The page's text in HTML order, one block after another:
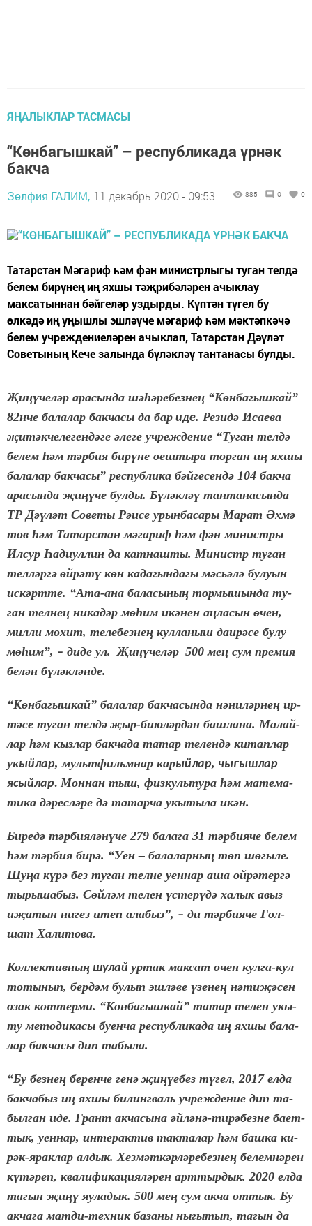
ЯҢАЛЫКЛАР ТАСМАСЫ
“Көнбагышкай” – республикада үрнәк
бакча
Зөлфия ГАЛИМ, 11 декабрь 2020 - 09:53 885 0 0
Татарстан Мәгариф һәм фән министрлыгы туган телдә
белем бирүнең иң яхшы тәҗрибәләрен ачыклау
максатыннан бәйгеләр уздырды. Күптән түгел бу
өлкәдә иң уңышлы эшләүче мәгариф һәм мәктәпкәчә
белем учреждениеләрен ачыклап, Татарстан Дәүләт
Советының Кече залында бүләкләү тантанасы булды.
Җи­ңү­че­ләр ара­сын­да шә­һә­ре­без­нең “Көн­ба­гыш­кай”
82нче ба­ла­лар бак­ча­сы да бар иде. Ре­зи­дә Иса­е­ва
җи­тәк­че­ле­ген­дә­ге әле­ге уч­реж­де­ние “Ту­ган тел­дә
бе­лем һәм тәр­бия би­рү­не оеш­ты­ра тор­ган иң ях­шы
ба­ла­лар бак­ча­сы” рес­пуб­ли­ка бәй­ге­сен­дә 104 бак­ча
ара­сын­да җи­ңү­че бул­ды. Бү­ләк­ләүтан­та­на­сын­да
ТР Дә­ү­ләт Со­ве­ты Рә­и­се урын­ба­са­ры Ма­рат Әх­мә­
тов һәм Та­тар­стан мә­га­риф һәм фән ми­нис­т­ры
Ил­сур Һа­диул­лин да кат­наш­ты. Ми­нистр ту­ган
тел­ләр­гә өй­рә­түкөн ка­да­гын­да­гы мәсь­ә­лә бу­лу­ын
ис­кәрт­те. “Ата-ана ба­ла­сы­ның тор­мы­шын­да ту­
ган тел­нең ни­ка­дәр мө­һим икә­нен аң­ла­сын өчен,
мил­ли мо­хит, те­ле­без­нең кул­ла­ныш да­и­рә­се бу­лу
мө­һим”, – ди­де ул. Җи­ңү­че­ләр 500 мең сум пре­мия
бе­лән бү­ләк­лән­де.
“Көн­ба­гыш­кай” ба­ла­лар бак­ча­сын­да нә­ни­ләр­нең ир­
тә­се ту­ган тел­дә җыр-би­ю­ләр­дән баш­ла­на. Ма­лай­
лар һәм кыз­лар бак­ча­да та­тар те­лен­дә ки­тап­лар
укый­лар, мульт­фильм­нар ка­рый­лар, чы­гыш­лар
ясый­лар. Мон­нан тыш, физ­куль­ту­ра һәм ма­те­ма­
ти­ка дә­рес­лә­ре дә та­тар­ча укы­ты­ла икән.
Би­ре­дә тәр­би­я­лә­нү­че 279 ба­ла­га 31 тәр­би­я­че бе­лем
һәм тәр­бия би­рә. “Уен – ба­ла­лар­ның төп шө­гы­ле.
Шу­ңа кү­рә без ту­ган тел­не уен­нар аша өй­рә­тер­гә
ты­ры­ша­быз. Сөй­ләм те­лен үс­те­рү­дә ха­лык авыз
иҗа­тын ни­гез итеп ала­быз”, – ди тәр­би­я­че Гөл­
шат Ха­ли­то­ва.
Кол­лек­тив­ның шу­лай ур­так мак­сат өчен кул­га-кул
то­ты­нып, бер­дәм бу­лып эш­лә­ве үзе­нең нә­ти­җә­сен
озак көт­тер­ми. “Көн­ба­гыш­кай” та­тар те­лен укы­
ту ме­то­ди­ка­сы бу­ен­ча рес­пуб­ли­ка­да иң ях­шы ба­ла­
лар бак­ча­сы дип та­бы­ла.
“Бу без­нең бе­рен­че ге­нә җи­ңү­е­без тү­гел, 2017 ел­да
бак­ча­быз иң ях­шы би­линг­валь уч­реж­де­ние дип та­
был­ган иде. Грант ак­ча­сы­на әй­лә­нә-ти­рә­без­не ба­ет­
тык, уен­нар, ин­те­рак­тив так­та­лар һәм баш­ка ки­
рәк-ярак­лар ал­дык. Хез­мәт­кәр­лә­ре­без­нең бе­лем­нә­рен
кү­тә­реп, ква­ли­фи­ка­ци­я­лә­рен арт­тыр­дык. 2020 ел­да
та­гын җи­ңүяу­ла­дык. 500 мең сум ак­ча от­тык. Бу
ак­ча­га мат­ди-тех­ник ба­за­ны ны­гы­тып, та­гын да